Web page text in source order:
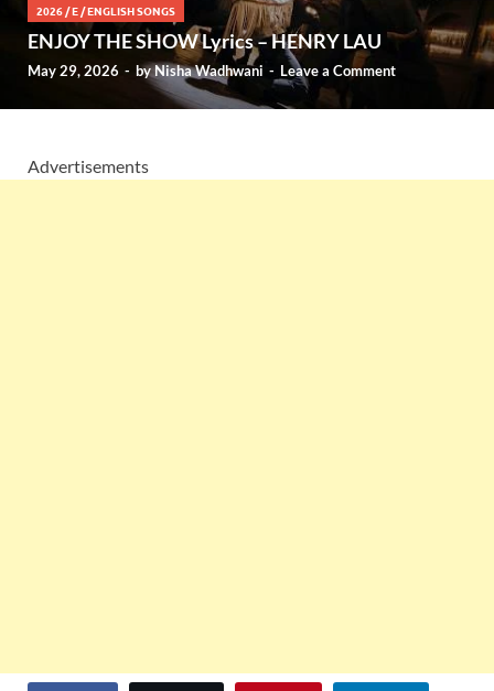
2026 /E /ENGLISH SONGS
ENJOY THE SHOW Lyrics – HENRY LAU
May 29, 2026 - byNisha Wadhwani - Leave a Comment
Advertisements